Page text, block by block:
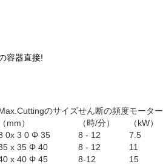
容器直接!
のサイズ
（mm）
せん断の頻度
（時/分）
モーター
（kW）
0x 3 0 Φ 35 8 - 12
7.5
x 35 Φ 40 8 - 12
11
x 40 Φ 45 8-12
15